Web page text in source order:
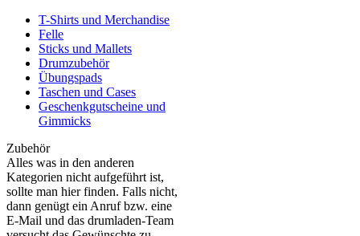
T-Shirts und Merchandise
Felle
Sticks und Mallets
Drumzubehör
Übungspads
Taschen und Cases
Geschenkgutscheine und
Gimmicks
Zubehör
Alles was in den anderen
Kategorien nicht aufgeführt ist,
sollte man hier finden. Falls nicht,
dann genügt ein Anruf bzw. eine
E-Mail und das drumladen-Team